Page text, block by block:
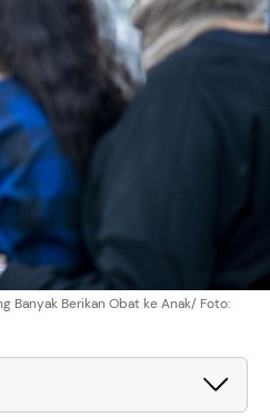
Banyak Berikan Obat ke Anak/ Foto: